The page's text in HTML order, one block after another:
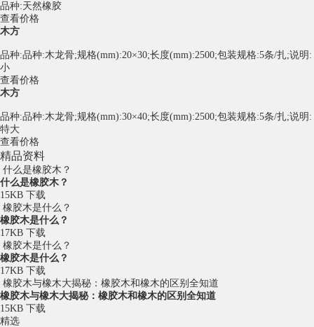
品种:天然橡胶
查看价格
木方
品种:品种:木龙骨;规格(mm):20×30;长度(mm):2500;包装规格:5条/扎;说明:
小
查看价格
木方
品种:品种:木龙骨;规格(mm):30×40;长度(mm):2500;包装规格:5条/扎;说明:
特大
查看价格
精品资料
什么是橡胶木？
什么是橡胶木？
15KB 下载
橡胶木是什么？
橡胶木是什么？
17KB 下载
橡胶木是什么？
橡胶木是什么？
17KB 下载
橡胶木与橡木大揭秘：橡胶木和橡木的区别全知道
橡胶木与橡木大揭秘：橡胶木和橡木的区别全知道
15KB 下载
精选